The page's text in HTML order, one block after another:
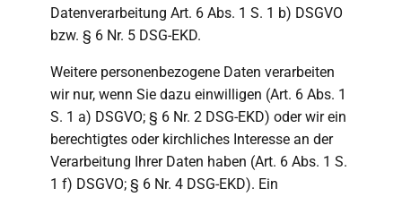
Datenverarbeitung Art. 6 Abs. 1 S. 1 b) DSGVO
bzw. § 6 Nr. 5 DSG-EKD.
Weitere personenbezogene Daten verarbeiten
wir nur, wenn Sie dazu einwilligen (Art. 6 Abs. 1
S. 1 a) DSGVO; § 6 Nr. 2 DSG-EKD) oder wir ein
berechtigtes oder kirchliches Interesse an der
Verarbeitung Ihrer Daten haben (Art. 6 Abs. 1 S.
1 f) DSGVO; § 6 Nr. 4 DSG-EKD). Ein